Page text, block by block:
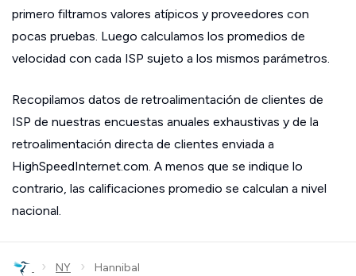
primero filtramos valores atípicos y proveedores con
pocas pruebas. Luego calculamos los promedios de
velocidad con cada ISP sujeto a los mismos parámetros.
Recopilamos datos de retroalimentación de clientes de
ISP de nuestras encuestas anuales exhaustivas y de la
retroalimentación directa de clientes enviada a
HighSpeedInternet.com. A menos que se indique lo
contrario, las calificaciones promedio se calculan a nivel
nacional.
› NY › Hannibal